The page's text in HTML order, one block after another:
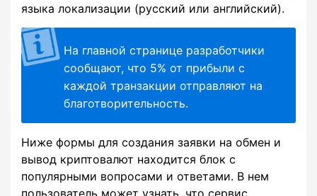
языка локализации (русский или английский).
На главной странице разработчики
сообщают, что 5% от прибыли с
каждой транзакции отправляют на
благотворительность.
Ниже формы для создания заявки на обмен и
вывод криптовалют находится блок с
популярными вопросами и ответами. В нем
пользователь может узнать, что сервис